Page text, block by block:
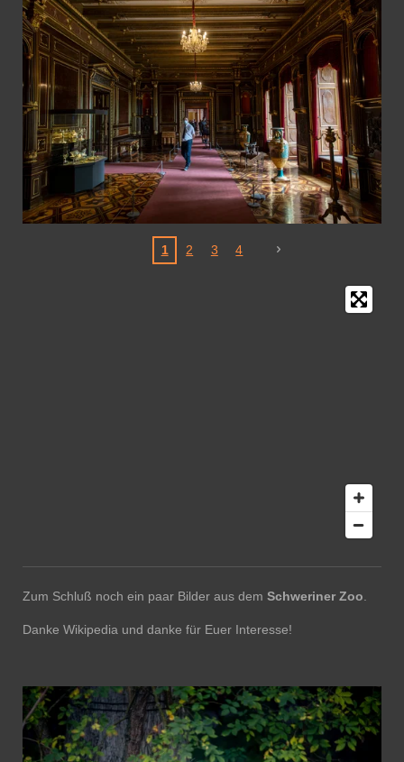
1 2 3 4
Zum Schluß noch ein paar Bilder aus dem Schweriner Zoo
Danke Wikipedia und danke für Euer Interesse!